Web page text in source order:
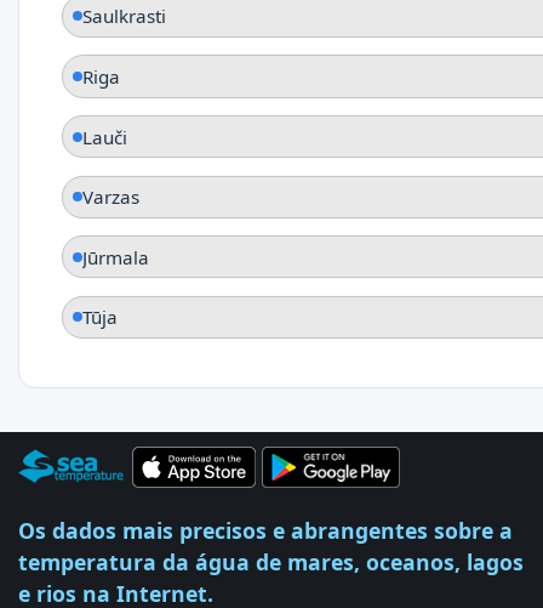
Saulkrasti
Riga
Lauči
Varzas
Jūrmala
Tūja
Os dados mais precisos e abrangentes sobre a
temperatura da água de mares, oceanos, lagos
e rios na Internet.